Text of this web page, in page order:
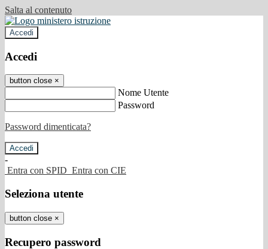
Salta al contenuto
Accedi
Accedi
button close ×
Nome Utente
Password
Password dimenticata?
-
Entra con SPID Entra con CIE
Seleziona utente
button close ×
Recupero password